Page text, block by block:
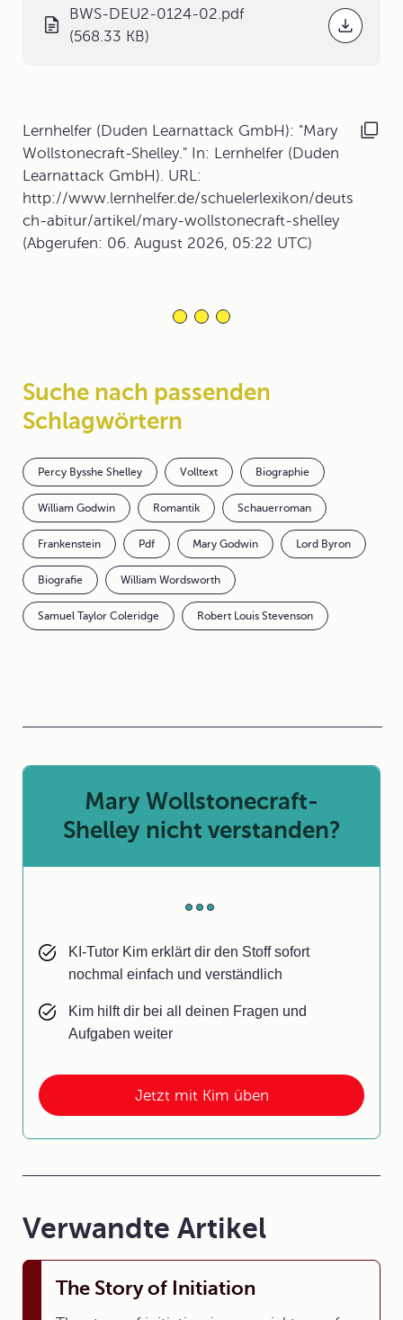
BWS-DEU2-0124-02.pdf
(568.33 KB)
Lernhelfer (Duden Learnattack GmbH): "Mary
Wollstonecraft-Shelley." In: Lernhelfer (Duden
Learnattack GmbH). URL:
http://www.lernhelfer.de/schuelerlexikon/deuts
ch-abitur/artikel/mary-wollstonecraft-shelley
(Abgerufen: 06. August 2026, 05:22 UTC)
Suche nach passenden
Schlagwörtern
Percy Bysshe Shelley Volltext Biographie
William Godwin Romantik Schauerroman
Frankenstein Pdf Mary Godwin Lord Byron
Biografie William Wordsworth
Samuel Taylor Coleridge Robert Louis Stevenson
Jetzt mit Kim üben
Mary Wollstonecraft-
Shelley nicht verstanden?
KI-Tutor Kim erklärt dir den Stoff sofort
nochmal einfach und verständlich
Kim hilft dir bei all deinen Fragen und
Aufgaben weiter
Verwandte Artikel
The Story of Initiation